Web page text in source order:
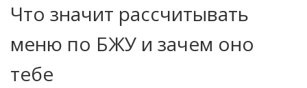
Что значит рассчитывать
меню по БЖУ и зачем оно
тебе